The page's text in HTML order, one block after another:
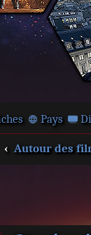
Pays
Autour des